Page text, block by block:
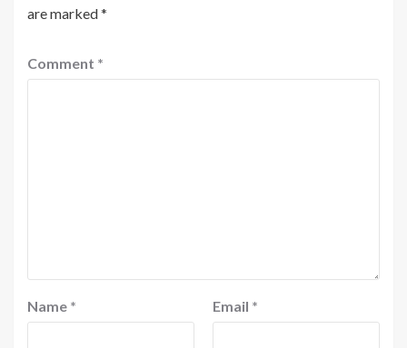
are marked*
Comment *
Name * Email *